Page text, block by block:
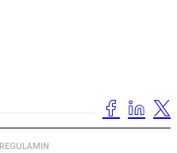
REGULAMIN